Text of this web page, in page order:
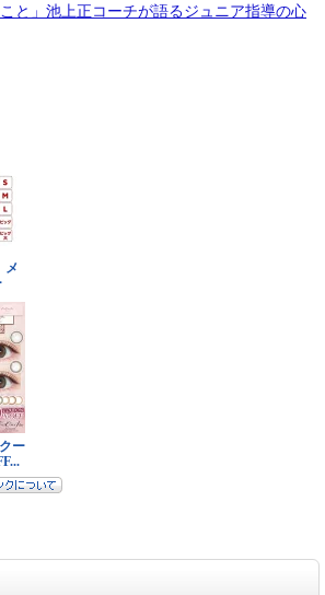
こと」池上正コーチが語るジュニア指導の心